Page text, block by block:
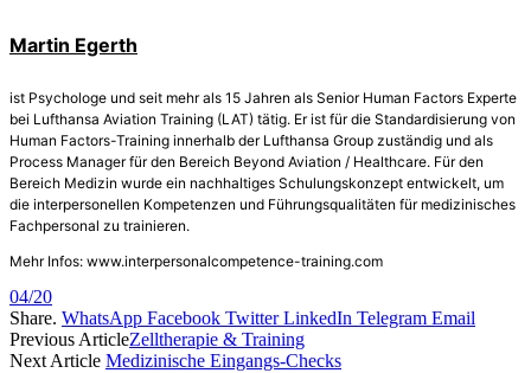
Martin Egerth
ist Psychologe und seit mehr als 15 Jahren als Senior Human Factors Experte
bei Lufthansa Aviation Training (LAT) tätig. Er ist für die Standardisierung von
Human Factors-Training innerhalb der Lufthansa Group zuständig und als
Process Manager für den Bereich Beyond Aviation / Healthcare. Für den
Bereich Medizin wurde ein nachhaltiges Schulungskonzept entwickelt, um
die interpersonellen Kompetenzen und Führungsqualitäten für medizinisches
Fachpersonal zu trainieren.
Mehr Infos: www.interpersonalcompetence-training.com
04/20
Share. WhatsApp Facebook Twitter LinkedIn Telegram Email
Previous ArticleZelltherapie & Training
Next Article Medizinische Eingangs-Checks